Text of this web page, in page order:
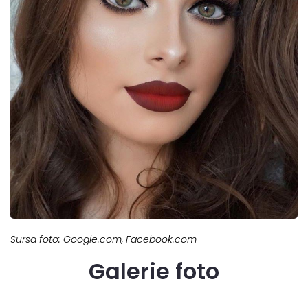
Sursa foto: Google.com, Facebook.com
Galerie foto